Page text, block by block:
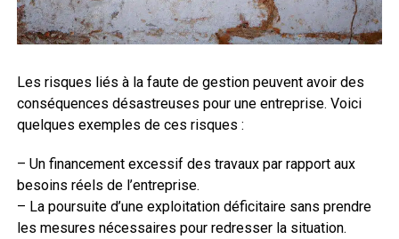
Les risques liés à la faute de gestion peuvent avoir des
conséquences désastreuses pour une entreprise. Voici
quelques exemples de ces risques :
– Un financement excessif des travaux par rapport aux
besoins réels de l’entreprise.
– La poursuite d’une exploitation déficitaire sans prendre
les mesures nécessaires pour redresser la situation.